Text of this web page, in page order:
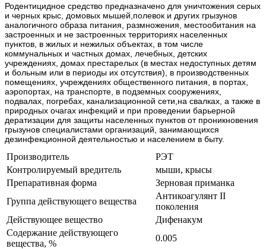
Родентицидное средство предназначено для уничтожения серых
и черных крыс, домовых мышей,полевок и других грызунов
аналогичного образа питания, размножения, местообитания на
застроенных и не застроенных территориях населенных
пунктов, в жилых и нежилых объектах, в том числе
коммунальных и частных домах, лечебных, детских
учреждениях, домах престарелых (в местах недоступных детям
и больным или в периоды их отсутствия), в производственных
помещениях, учреждениях общественного питания, в портах,
аэропортах, на транспорте, в подземных сооружениях,
подвалах, погребах, канализационной сети,на свалках, а также в
природных очагах инфекций и при проведении барьерной
дератизации для защиты населенных пунктов от проникновения
грызунов специалистами организаций, занимающихся
дезинфекционной деятельностью и населением в быту.
Производитель
РЭТ
Контролируемый вредитель
мыши, крысы
Препаративная форма
Зерновая приманка
Группа действующего вещества
Антикоагулянт II
поколения
Действующее вещество
Дифенакум
Содержание действующего
вещества, %
0.005